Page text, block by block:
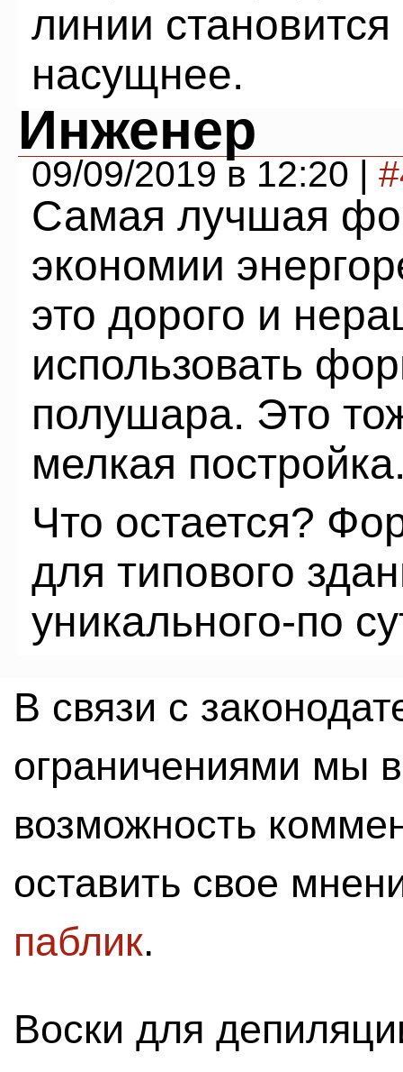
линии
насущнее.
Инженер
09/09/2019 в 12:20 |
Самая лучшая
экономии
это дорого и
использовать
полушара. Это
мелкая
Что остается?
для типового
уникального-по
В связи с
ограничениями мы
возможность
оставить свое
паблик.
Воски для